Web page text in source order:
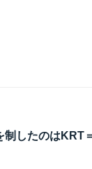
したのはKRT